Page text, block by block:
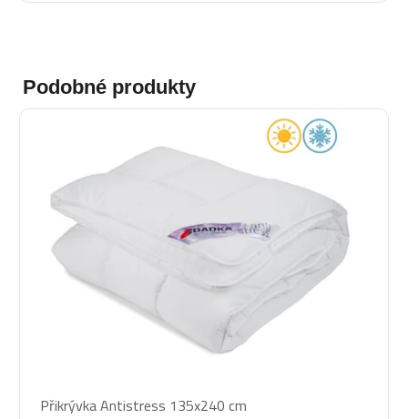
Podobné produkty
Přikrývka Antistress 135x240 cm